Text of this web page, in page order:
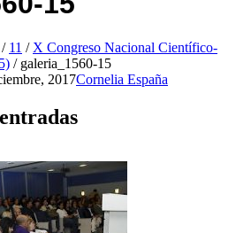
/ 11 / X Congreso Nacional Científico-
/ galeria_1560-15
2017Cornelia España